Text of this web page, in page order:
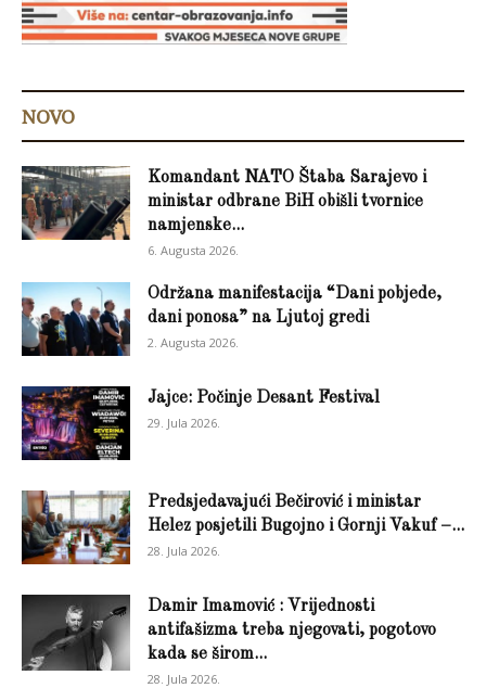
NOVO
Komandant NATO Štaba Sarajevo i
ministar odbrane BiH obišli tvornice
namjenske...
6. Augusta 2026.
Održana manifestacija “Dani pobjede,
dani ponosa” na Ljutoj gredi
2. Augusta 2026.
Jajce: Počinje Desant Festival
29. Jula 2026.
Predsjedavajući Bečirović i ministar
Helez posjetili Bugojno i Gornji Vakuf –...
28. Jula 2026.
Damir Imamović : Vrijednosti
antifašizma treba njegovati, pogotovo
kada se širom...
28. Jula 2026.